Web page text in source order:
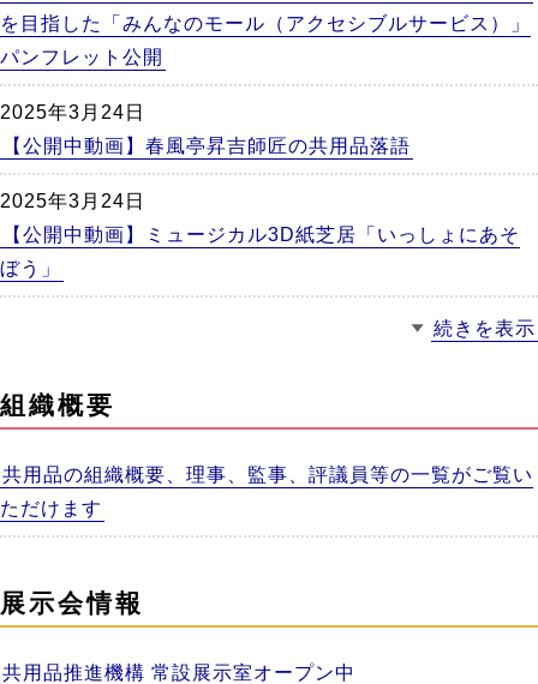
を目指した「みんなのモール（アクセシブルサービス）」
パンフレット公開
2025年3月24日
【公開中動画】春風亭昇吉師匠の共用品落語
2025年3月24日
【公開中動画】ミュージカル3D紙芝居「いっしょにあそ
ぼう」
続きを表示
組織概要
共用品の組織概要、理事、監事、評議員等の一覧がご覧い
ただけます
展示会情報
共用品推進機構 常設展示室オープン中